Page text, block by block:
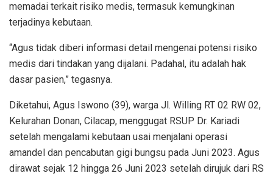
memadai terkait risiko medis, termasuk kemungkinan
terjadinya kebutaan.
“Agus tidak diberi informasi detail mengenai potensi risiko
medis dari tindakan yang dijalani. Padahal, itu adalah hak
dasar pasien,” tegasnya.
Diketahui, Agus Iswono (39), warga Jl. Willing RT 02 RW 02,
Kelurahan Donan, Cilacap, menggugat RSUP Dr. Kariadi
setelah mengalami kebutaan usai menjalani operasi
amandel dan pencabutan gigi bungsu pada Juni 2023. Agus
dirawat sejak 12 hingga 26 Juni 2023 setelah dirujuk dari RS